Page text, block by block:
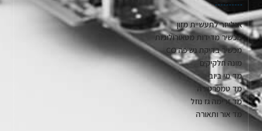
אנלייזר לתעשיית מזון
מכשיר מדידות מטאורולוגיות
מכשיר בדיקת נשיפה CO
מונה חלקיקים
מד מי ביוב
מד טמפרטורה
מד זרימה גז נוזל
מד אור ותאורה